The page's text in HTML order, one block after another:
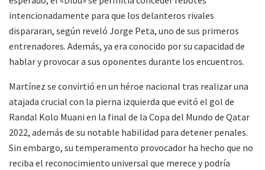
intencionadamente para que los delanteros rivales
dispararan, según reveló Jorge Peta, uno de sus primeros
entrenadores. Además, ya era conocido por su capacidad de
hablar y provocar a sus oponentes durante los encuentros.
Martínez se convirtió en un héroe nacional tras realizar una
atajada crucial con la pierna izquierda que evitó el gol de
Randal Kolo Muani en la final de la Copa del Mundo de Qatar
2022, además de su notable habilidad para detener penales.
Sin embargo, su temperamento provocador ha hecho que no
reciba el reconocimiento universal que merece y podría